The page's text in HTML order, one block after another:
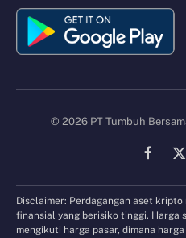
© 2026 PT Tumbuh
X
Disclaimer: Perdagangan aset
finansial yang berisiko tinggi.
mengikuti harga pasar, dimana